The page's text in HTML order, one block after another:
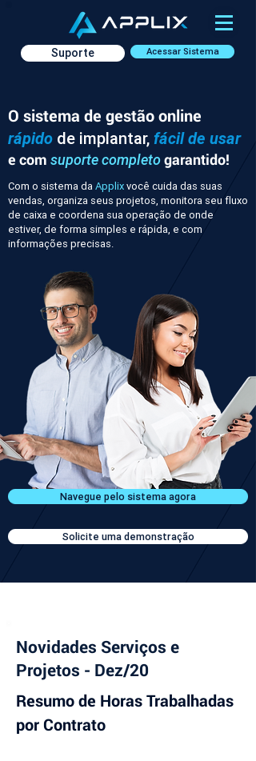
Acessar Sistema
Suporte
O sistema de gestão online
rápido de implantar, fácil de usar
e com suporte completogarantido!
Com o sistema daApplixvocê cuida das suas
vendas, organiza seus projetos, monitora seu fluxo
de caixa e coordena sua operação de onde
estiver, de forma simples e rápida, e com
informações precisas.
Navegue pelo sistema agora
Solicite uma demonstração
Novidades Serviços e
Projetos - Dez/20
Resumo de Horas Trabalhadas
por Contrato